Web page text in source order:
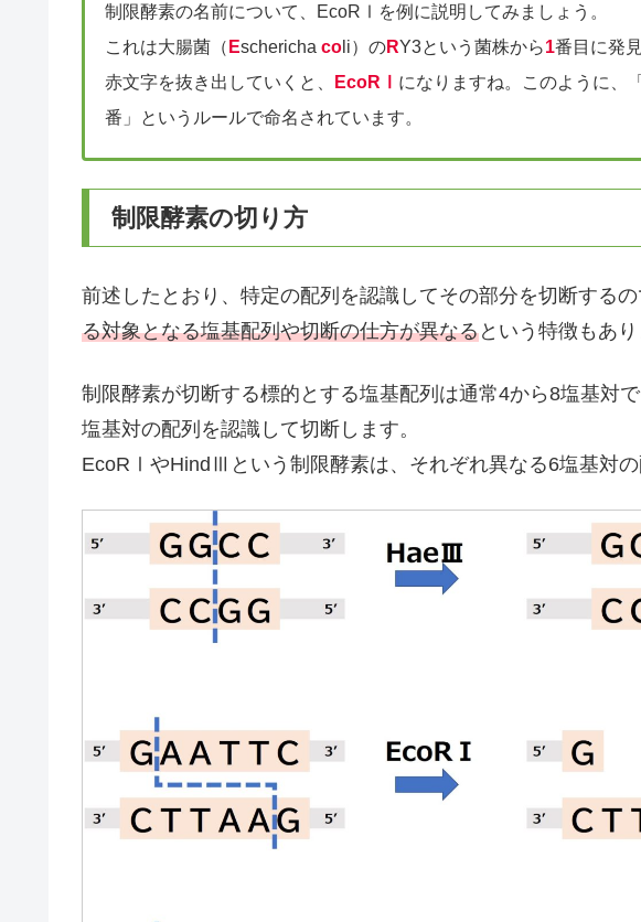
制限酵素の名前について、EcoRⅠを例に説明してみましょう。
これは大腸菌（ Eschericha co li）のRY3という菌株から1番目に発
赤文字を抜き出していくと、
EcoRⅠ になりますね。このように、
番」というルールで命名されています。
制限酵素の切り方
前述したとおり、特定の配列を認識してその部分を切断するの
る対象となる塩基配列や切断の仕方が異なるという特徴もあり
制限酵素が切断する標的とする塩基配列は通常4から8塩基対
塩基対の配列を認識して切断します。
EcoRⅠやHindⅢという制限酵素は、それぞれ異なる6塩基対の